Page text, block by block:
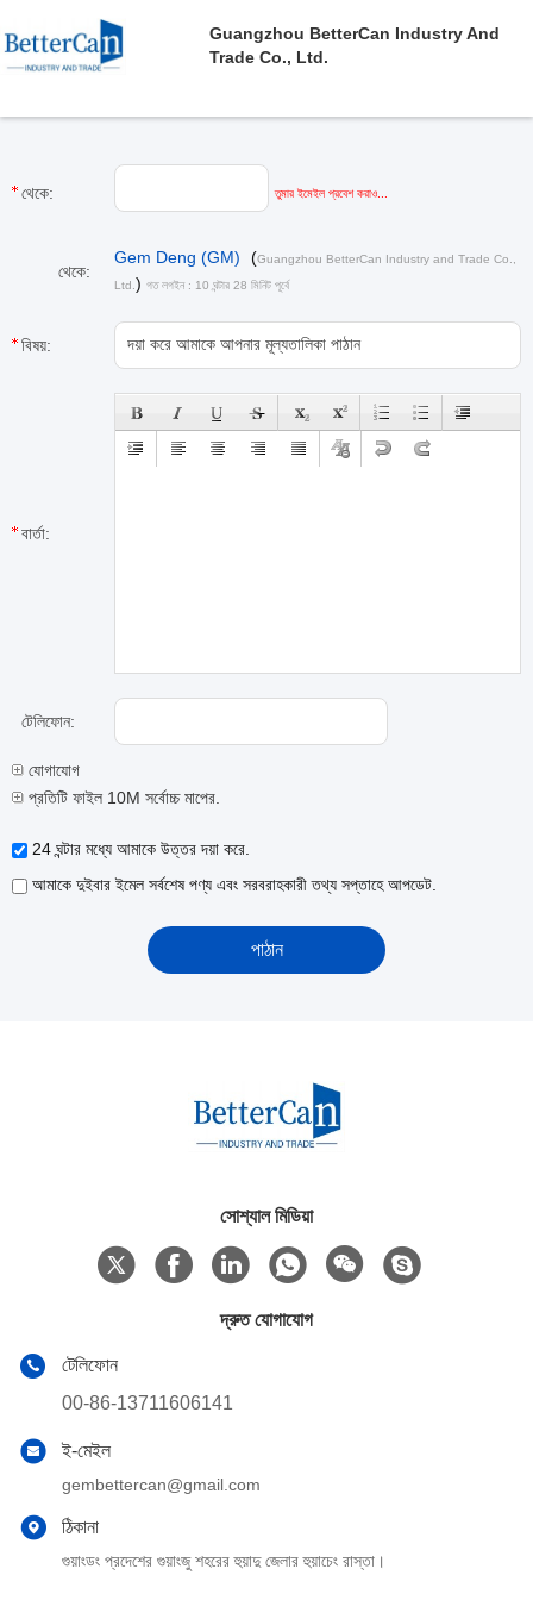
Guangzhou BetterCan Industry And
Trade Co., Ltd.
থেকে: তুমার ইমেইল প্রবেশ করাও...
থেকে:
Gem Deng (GM) (Guangzhou BetterCan Industry and Trade Co.,
Ltd. ) গত লগইন : 10 ঘন্টার 28 মিনিট পূর্বে
বিষয়:
বার্তা:
টেলিফোন:
যোগাযোগ
প্রতিটি ফাইল 10M সর্বোচ্চ মাপের.
24 ঘন্টার মধ্যে আমাকে উত্তর দয়া করে.
আমাকে দুইবার ইমেল সর্বশেষ পণ্য এবং সরবরাহকারী তথ্য সপ্তাহে আপডেট.
সোশ্যাল মিডিয়া
দ্রুত যোগাযোগ
টেলিফোন
00-86-13711606141
ই-মেইল
gembettercan@gmail.com
ঠিকানা
গুয়াংডং প্রদেশের গুয়াংজু শহরের হুয়াদু জেলার হুয়াচেং রাস্তা।